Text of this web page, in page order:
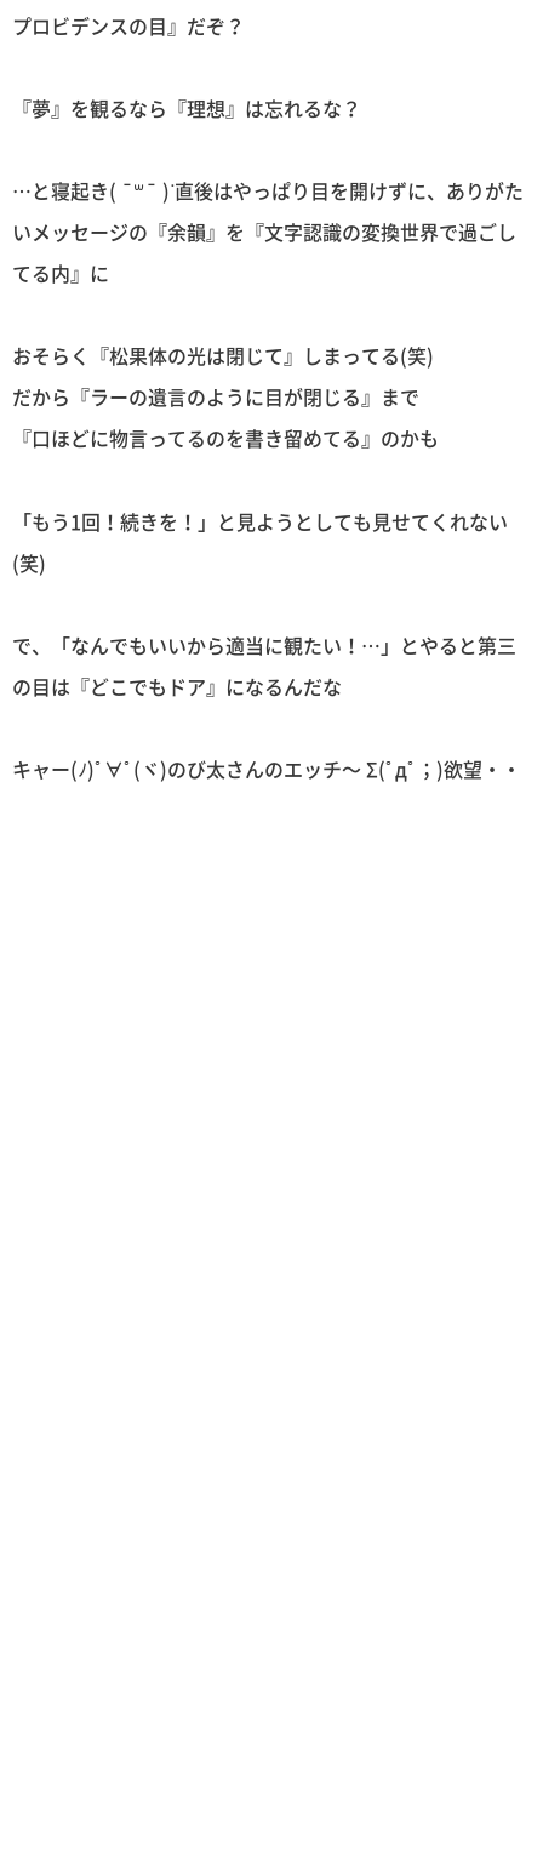
プロビデンスの目』だぞ？
『夢』を観るなら『理想』は忘れるな？
…と寝起き( ¯꒳​¯ )ᐝ直後はやっぱり目を開けずに、ありがた
いメッセージの『余韻』を『文字認識の変換世界で過ごし
てる内』に
おそらく『松果体の光は閉じて』しまってる(笑)
だから『ラーの遺言のように目が閉じる』まで
『口ほどに物言ってるのを書き留めてる』のかも
「もう1回！続きを！」と見ようとしても見せてくれない
(笑)
で、「なんでもいいから適当に観たい！…」とやると第三
の目は『どこでもドア』になるんだな
キャー(ﾉ)ﾟ∀ﾟ(ヾ)のび太さんのエッチ〜 Σ(ﾟдﾟ；)欲望・・